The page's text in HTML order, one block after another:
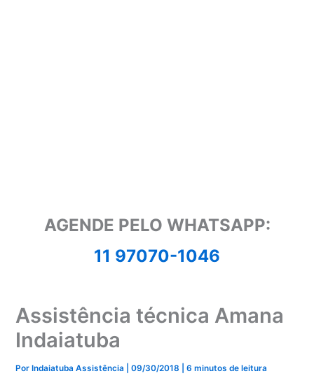
AGENDE PELO WHATSAPP:
11 97070-1046
Assistência técnica Amana
Indaiatuba
Por Indaiatuba Assistência |09/30/2018 |6 minutos de leitura